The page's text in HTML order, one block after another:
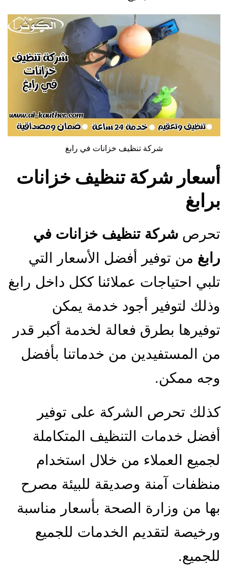
شركة تنظيف خزانات في رابغ
أسعار شركة تنظيف خزانات
برابغ
تحرص شركة تنظيف خزانات في
رابغ من توفير أفضل الأسعار التي
تلبي احتياجات عملائنا ككل داخل رابغ
وذلك لتوفير أجود خدمة يمكن
توفيرها بطرق فعالة لخدمة أكبر قدر
من المستفيدين من خدماتنا بأفضل
وجه ممكن.
كذلك تحرص الشركة على توفير
أفضل خدمات التنظيف المتكاملة
لجميع العملاء من خلال استخدام
منظفات آمنة وصديقة للبيئة مصرح
بها من وزارة الصحة بأسعار مناسبة
ورخيصة لتقديم الخدمات للجميع
للجميع.